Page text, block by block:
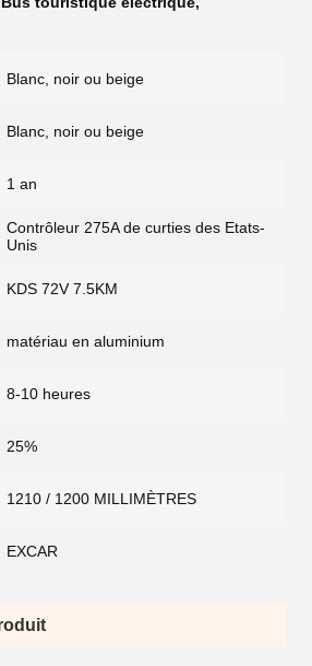
Blanc, noir ou beige
Blanc, noir ou beige
1 an
Contrôleur 275A de curties des Etats-
Unis
KDS 72V 7.5KM
matériau en aluminium
8-10 heures
25%
1210 / 1200 MILLIMÈTRES
EXCAR